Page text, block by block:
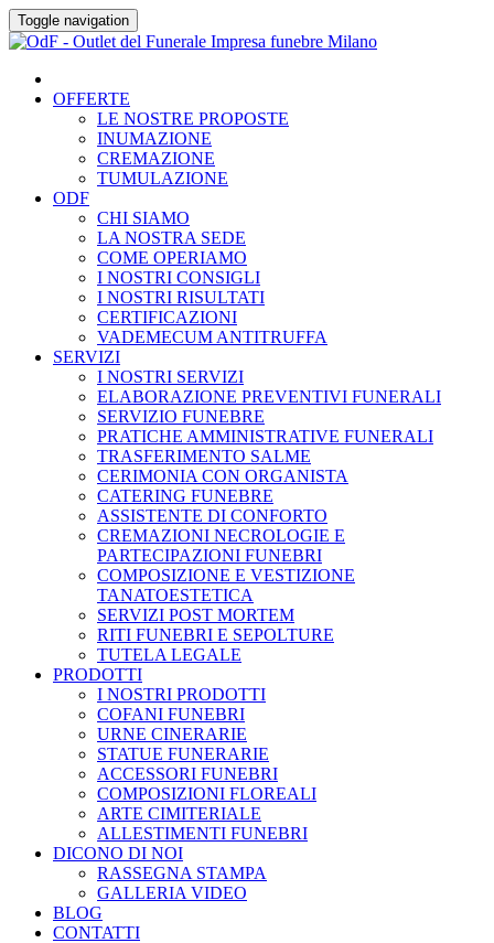
Skip
to
Toggle navigation
OFFERTE
LE NOSTRE PROPOSTE
INUMAZIONE
CREMAZIONE
TUMULAZIONE
ODF
CHI SIAMO
LA NOSTRA SEDE
COME OPERIAMO
I NOSTRI CONSIGLI
I NOSTRI RISULTATI
CERTIFICAZIONI
VADEMECUM ANTITRUFFA
SERVIZI
I NOSTRI SERVIZI
ELABORAZIONE PREVENTIVI FUNERALI
SERVIZIO FUNEBRE
PRATICHE AMMINISTRATIVE FUNERALI
TRASFERIMENTO SALME
CERIMONIA CON ORGANISTA
CATERING FUNEBRE
ASSISTENTE DI CONFORTO
CREMAZIONI NECROLOGIE E
PARTECIPAZIONI FUNEBRI
COMPOSIZIONE E VESTIZIONE
TANATOESTETICA
SERVIZI POST MORTEM
RITI FUNEBRI E SEPOLTURE
TUTELA LEGALE
PRODOTTI
I NOSTRI PRODOTTI
COFANI FUNEBRI
URNE CINERARIE
STATUE FUNERARIE
ACCESSORI FUNEBRI
COMPOSIZIONI FLOREALI
ARTE CIMITERIALE
ALLESTIMENTI FUNEBRI
DICONO DI NOI
RASSEGNA STAMPA
GALLERIA VIDEO
BLOG
CONTATTI